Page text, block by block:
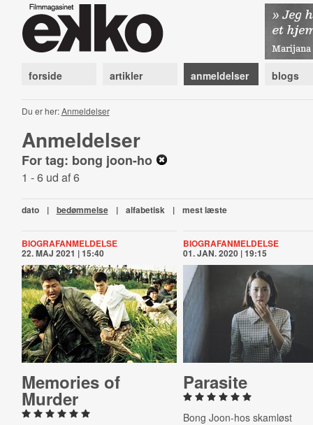
forside artikler anmeldelser blogs
Du er her:Anmeldelser
Anmeldelser
For tag: bong joon-ho
1 - 6 ud af 6
dato | bedømmelse | alfabetisk | mest læste
BIOGRAFANMELDELSE
22. MAJ 2021 | 15:40
Memories of
Murder
BIOGRAFANMELDELSE
01. JAN. 2020 | 19:15
Parasite
Bong Joon-hos skamløst